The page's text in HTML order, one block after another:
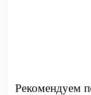
Рекомендуем